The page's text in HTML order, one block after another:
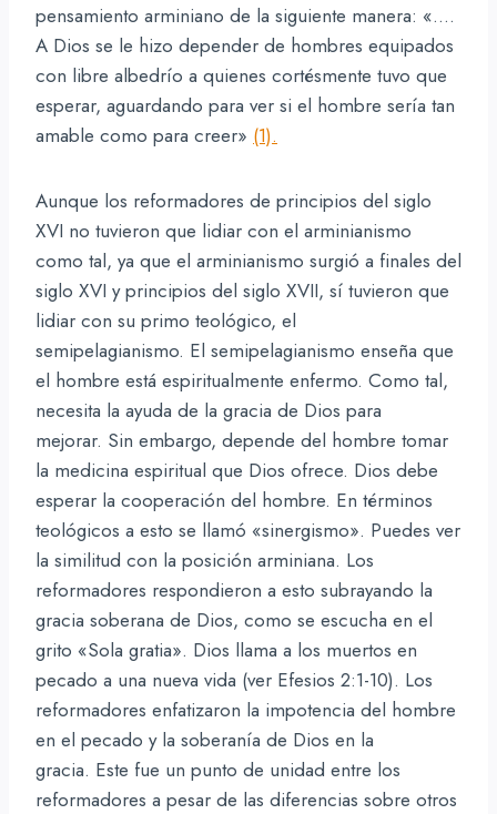
pensamiento arminiano de la siguiente manera: «….
A Dios se le hizo depender de hombres equipados
con libre albedrío a quienes cortésmente tuvo que
esperar, aguardando para ver si el hombre sería tan
amable como para creer» (1).
Aunque los reformadores de principios del siglo
XVI no tuvieron que lidiar con el arminianismo
como tal, ya que el arminianismo surgió a finales del
siglo XVI y principios del siglo XVII, sí tuvieron que
lidiar con su primo teológico, el
semipelagianismo. El semipelagianismo enseña que
el hombre está espiritualmente enfermo. Como tal,
necesita la ayuda de la gracia de Dios para
mejorar. Sin embargo, depende del hombre tomar
la medicina espiritual que Dios ofrece. Dios debe
esperar la cooperación del hombre. En términos
teológicos a esto se llamó «sinergismo». Puedes ver
la similitud con la posición arminiana. Los
reformadores respondieron a esto subrayando la
gracia soberana de Dios, como se escucha en el
grito «Sola gratia». Dios llama a los muertos en
pecado a una nueva vida (ver Efesios 2:1-10). Los
reformadores enfatizaron la impotencia del hombre
en el pecado y la soberanía de Dios en la
gracia. Este fue un punto de unidad entre los
reformadores a pesar de las diferencias sobre otros